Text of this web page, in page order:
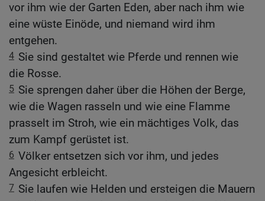
vor ihm wie der Garten Eden, aber nach ihm wie
eine wüste Einöde, und niemand wird ihm
entgehen.
4 Sie sind gestaltet wie Pferde und rennen wie
die Rosse.
5 Sie sprengen daher über die Höhen der Berge,
wie die Wagen rasseln und wie eine Flamme
prasselt im Stroh, wie ein mächtiges Volk, das
zum Kampf gerüstet ist.
6 Völker entsetzen sich vor ihm, und jedes
Angesicht erbleicht.
7 Sie laufen wie Helden und ersteigen die Mauern